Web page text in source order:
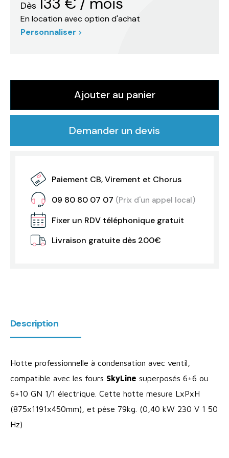
Dès
En location avec option d'achat
Personnaliser
Ajouter au panier
Demander un devis
Paiement CB, Virement et Chorus
09 80 80 07 07 (Prix d'un appel local)
Fixer un RDV téléphonique gratuit
Livraison gratuite dès 200€
Description
Hotte professionnelle à condensation avec ventil,
compatible avec les fours SkyLine superposés 6+6 ou
6+10 GN 1/1 électrique. Cette hotte mesure LxPxH
(875x1191x450mm), et pèse 79kg. (0,40 kW 230 V 1 50
Hz)